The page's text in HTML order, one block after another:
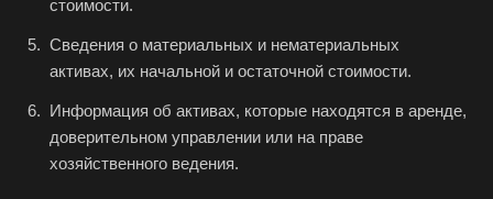
стоимости.
Сведения о материальных и нематериальных
активах, их начальной и остаточной стоимости.
Информация об активах, которые находятся в аренде,
доверительном управлении или на праве
хозяйственного ведения.
Бахчисарай
Белая Калитва
Белебей
Белово